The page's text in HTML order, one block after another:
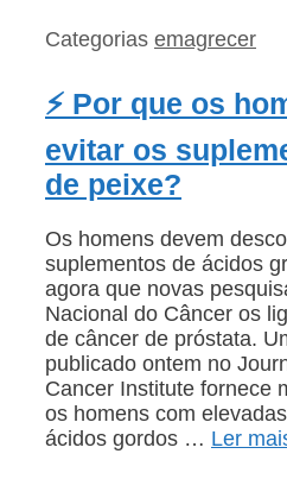
Categorias emagrecer
⚡ Por que os
evitar os
de peixe?
Os homens devem
suplementos de ácidos
agora que novas
Nacional do Câncer os
de câncer de próstata.
publicado ontem no
Cancer Institute fornece
os homens com
ácidos gordos … Ler